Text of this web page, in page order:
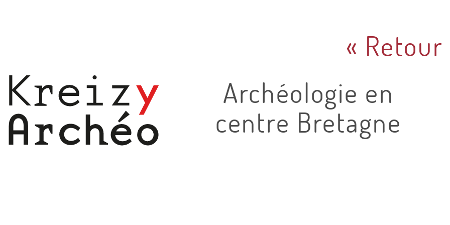
Archéologie en
centre Bretagne
« Retour